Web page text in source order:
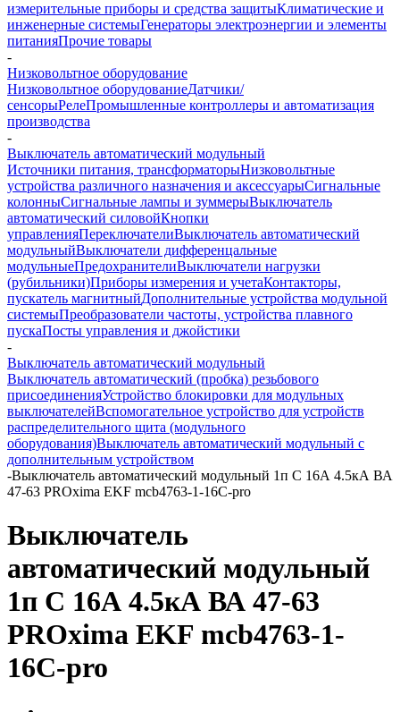
измерительные приборы и средства защитыКлиматические и
инженерные системыГенераторы электроэнергии и элементы
питанияПрочие товары
-
Низковольтное оборудование
Низковольтное оборудованиеДатчики/
сенсорыРелеПромышленные контроллеры и автоматизация
производства
-
Выключатель автоматический модульный
Источники питания, трансформаторыНизковольтные
устройства различного назначения и аксессуарыСигнальные
колонныСигнальные лампы и зуммерыВыключатель
автоматический силовойКнопки
управленияПереключателиВыключатель автоматический
модульныйВыключатели дифференцальные
модульныеПредохранителиВыключатели нагрузки
(рубильники)Приборы измерения и учетаКонтакторы,
пускатель магнитныйДополнительные устройства модульной
системыПреобразователи частоты, устройства плавного
пускаПосты управления и джойстики
-
Выключатель автоматический модульный
Выключатель автоматический (пробка) резьбового
присоединенияУстройство блокировки для модульных
выключателейВспомогательное устройство для устройств
распределительного щита (модульного
оборудования)Выключатель автоматический модульный с
дополнительным устройством
-Выключатель автоматический модульный 1п C 16А 4.5кА ВА
47-63 PROxima EKF mcb4763-1-16C-pro
Выключатель
автоматический модульный
1п C 16А 4.5кА ВА 47-63
PROxima EKF mcb4763-1-
16C-pro